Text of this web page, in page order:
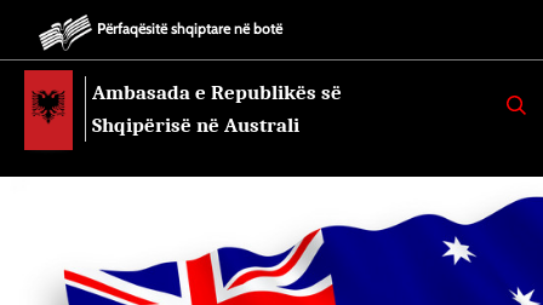
Përfaqësitë shqiptare në botë
Ambasada e Republikës së
Shqipërisë në Australi
K
E